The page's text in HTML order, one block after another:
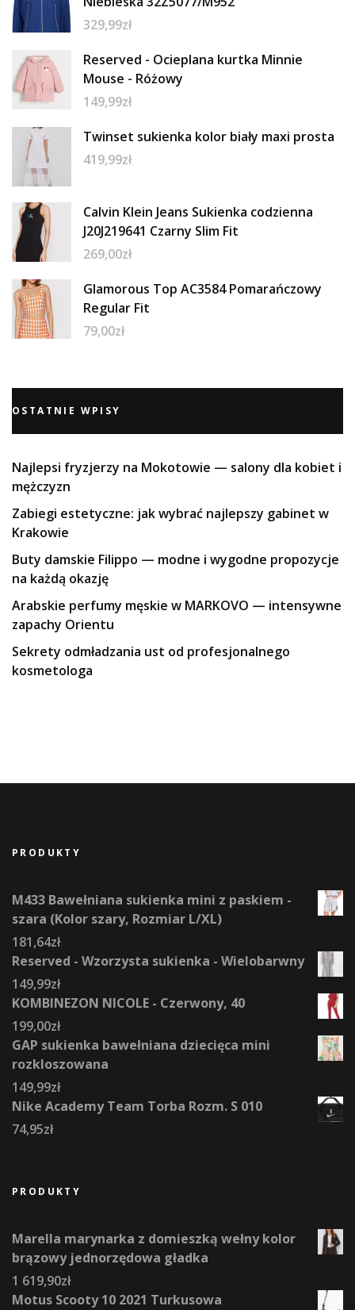
329,99zł
Reserved - Ocieplana kurtka Minnie
Mouse - Różowy
149,99zł
Twinset sukienka kolor biały maxi prosta
419,99zł
Calvin Klein Jeans Sukienka codzienna
J20J219641 Czarny Slim Fit
269,00zł
Glamorous Top AC3584 Pomarańczowy
Regular Fit
79,00zł
OSTATNIE WPISY
Najlepsi fryzjerzy na Mokotowie — salony dla kobiet i
mężczyzn
Zabiegi estetyczne: jak wybrać najlepszy gabinet w
Krakowie
Buty damskie Filippo — modne i wygodne propozycje
na każdą okazję
Arabskie perfumy męskie w MARKOVO — intensywne
zapachy Orientu
Sekrety odmładzania ust od profesjonalnego
kosmetologa
PRODUKTY
M433 Bawełniana sukienka mini z paskiem -
szara (Kolor szary, Rozmiar L/XL)
181,64zł
Reserved - Wzorzysta sukienka - Wielobarwny
149,99zł
KOMBINEZON NICOLE - Czerwony, 40
199,00zł
GAP sukienka bawełniana dziecięca mini
rozkloszowana
149,99zł
Nike Academy Team Torba Rozm. S 010
74,95zł
PRODUKTY
Marella marynarka z domieszką wełny kolor
brązowy jednorzędowa gładka
1 619,90zł
Motus Scooty 10 2021 Turkusowa